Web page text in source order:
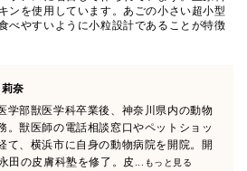
ンを使用しています。あごの小さい超小型
べやすいように小粒設計であることが特徴
奈
学部獣医学科卒業後、神奈川県内の動物
。獣医師の電話相談窓口やペットショッ
て、横浜市に自身の動物病院を開院。開
田の皮膚科塾を修了。皮
...もっと見る